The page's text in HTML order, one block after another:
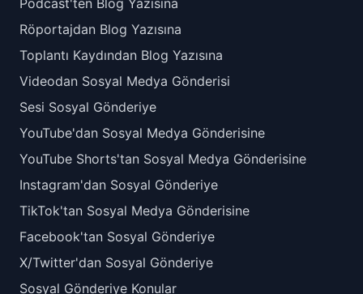
Podcast'ten Blog Yazısına
Röportajdan Blog Yazısına
Toplantı Kaydından Blog Yazısına
Videodan Sosyal Medya Gönderisi
Sesi Sosyal Gönderiye
YouTube'dan Sosyal Medya Gönderisine
YouTube Shorts'tan Sosyal Medya Gönderisine
Instagram'dan Sosyal Gönderiye
TikTok'tan Sosyal Medya Gönderisine
Facebook'tan Sosyal Gönderiye
X/Twitter'dan Sosyal Gönderiye
Sosyal Gönderiye Konular